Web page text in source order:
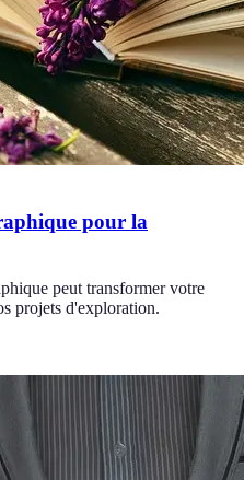
pour la
peut transformer votre
projets d'exploration.